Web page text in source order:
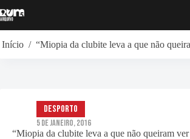
para
Início / “Miopia da clubite leva a que não
“Miopia da clubite leva a que não queiram
Desporto
5 de Janeiro, 2016